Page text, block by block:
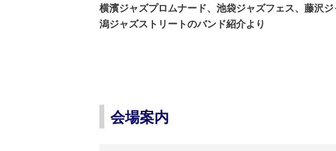
横濱ジャズプロムナード、池袋ジャズフェス、藤沢
潟ジャズストリートのバンド紹介より
会場案内